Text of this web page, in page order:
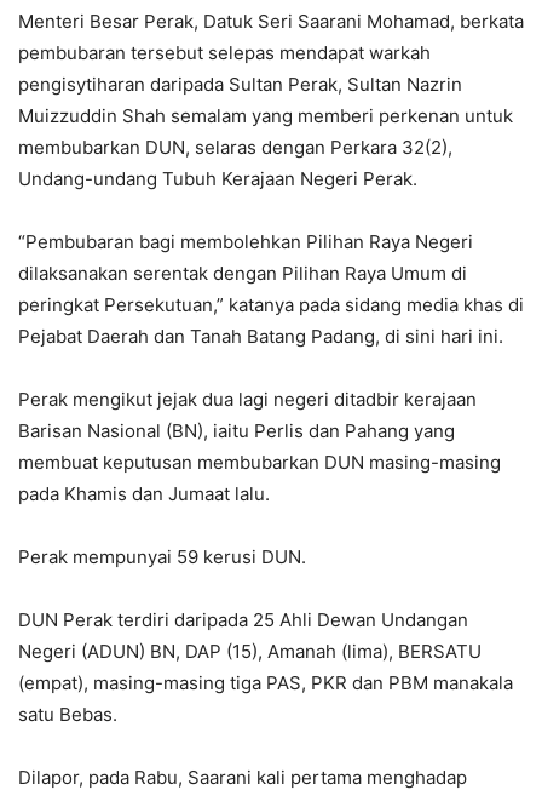
Menteri Besar Perak, Datuk Seri Saarani Mohamad, berkata
pembubaran tersebut selepas mendapat warkah
pengisytiharan daripada Sultan Perak, Sultan Nazrin
Muizzuddin Shah semalam yang memberi perkenan untuk
membubarkan DUN, selaras dengan Perkara 32(2),
Undang-undang Tubuh Kerajaan Negeri Perak.
“Pembubaran bagi membolehkan Pilihan Raya Negeri
dilaksanakan serentak dengan Pilihan Raya Umum di
peringkat Persekutuan,” katanya pada sidang media khas di
Pejabat Daerah dan Tanah Batang Padang, di sini hari ini.
Perak mengikut jejak dua lagi negeri ditadbir kerajaan
Barisan Nasional (BN), iaitu Perlis dan Pahang yang
membuat keputusan membubarkan DUN masing-masing
pada Khamis dan Jumaat lalu.
Perak mempunyai 59 kerusi DUN.
DUN Perak terdiri daripada 25 Ahli Dewan Undangan
Negeri (ADUN) BN, DAP (15), Amanah (lima), BERSATU
(empat), masing-masing tiga PAS, PKR dan PBM manakala
satu Bebas.
Dilapor, pada Rabu, Saarani kali pertama menghadap